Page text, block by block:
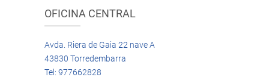
OFICINA CENTRAL
Avda. Riera de Gaia 22 nave A
43830 Torredembarra
Tel: 977662828